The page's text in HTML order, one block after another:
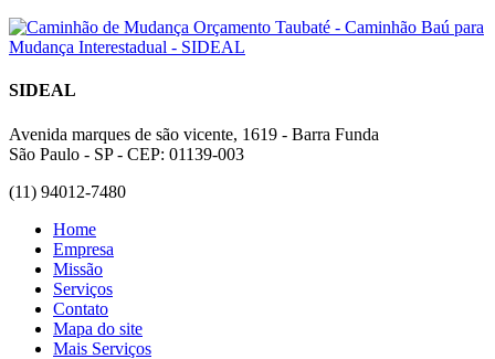
SIDEAL
Avenida marques de são vicente, 1619 - Barra Funda
São Paulo - SP - CEP: 01139-003
(11) 94012-7480
Home
Empresa
Missão
Serviços
Contato
Mapa do site
Mais Serviços